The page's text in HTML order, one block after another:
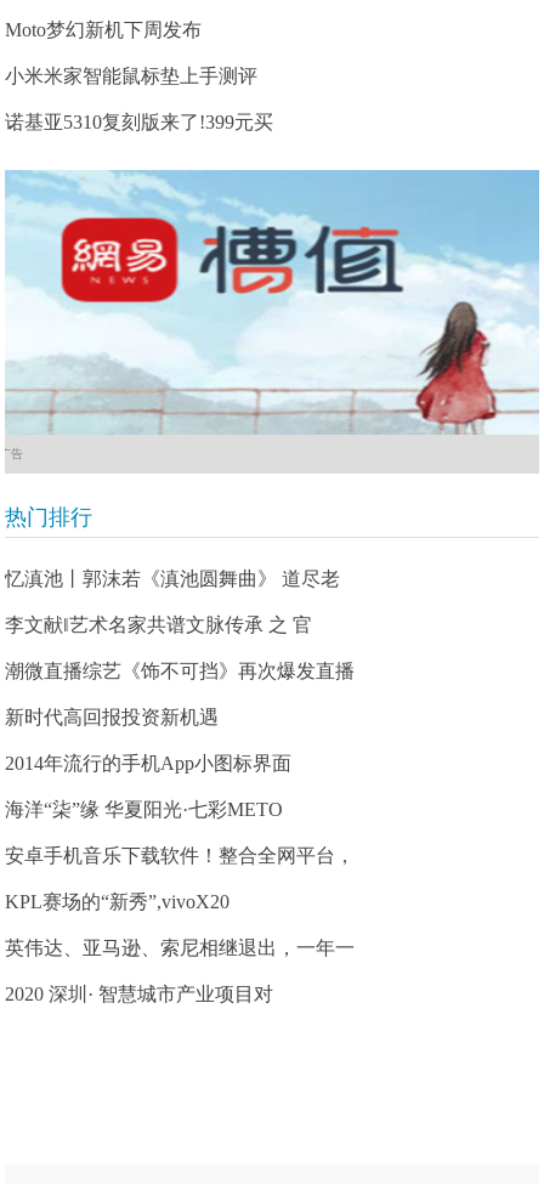
Moto梦幻新机下周发布
小米米家智能鼠标垫上手测评
诺基亚5310复刻版来了!399元买
广告
热门排行
忆滇池丨郭沫若《滇池圆舞曲》 道尽老
李文献‖艺术名家共谱文脉传承 之 官
潮微直播综艺《饰不可挡》再次爆发直播
新时代高回报投资新机遇
2014年流行的手机App小图标界面
海洋“柒”缘 华夏阳光·七彩METO
安卓手机音乐下载软件！整合全网平台，
KPL赛场的“新秀”,vivoX20
英伟达、亚马逊、索尼相继退出，一年一
2020 深圳· 智慧城市产业项目对